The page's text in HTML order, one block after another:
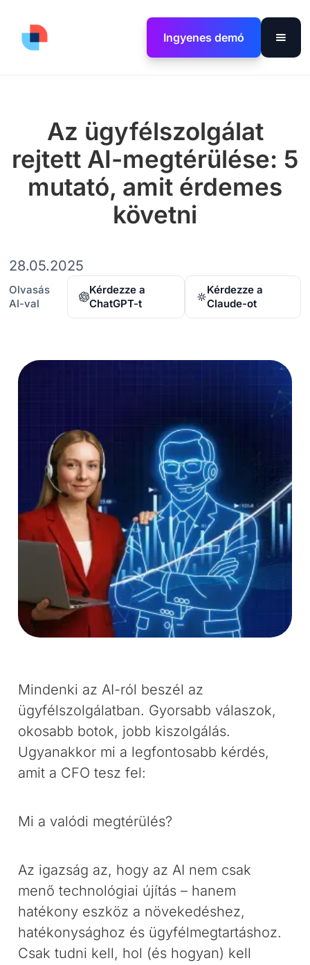
Ingyenes demó
Az ügyfélszolgálat
rejtett AI-megtérülése: 5
mutató, amit érdemes
követni
28.05.2025
Olvasás
AI-val
Kérdezze a
ChatGPT-t
Kérdezze a
Claude-ot
Mindenki az AI-ról beszél az
ügyfélszolgálatban. Gyorsabb válaszok,
okosabb botok, jobb kiszolgálás.
Ugyanakkor mi a legfontosabb kérdés,
amit a CFO tesz fel:
Mi a valódi megtérülés?
Az igazság az, hogy az AI nem csak
menő technológiai újítás – hanem
hatékony eszköz a növekedéshez,
hatékonysághoz és ügyfélmegtartáshoz.
Csak tudni kell, hol (és hogyan) kell